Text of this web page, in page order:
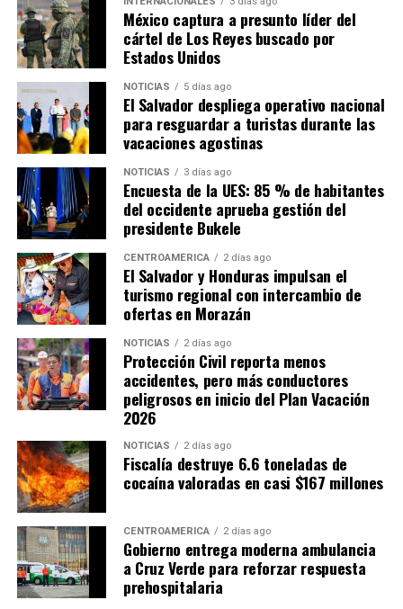
México captura a presunto líder del
cártel de Los Reyes buscado por
Estados Unidos
NOTICIAS 5 días ago
El Salvador despliega operativo nacional
para resguardar a turistas durante las
vacaciones agostinas
NOTICIAS 3 días ago
Encuesta de la UES: 85 % de habitantes
del occidente aprueba gestión del
presidente Bukele
CENTROAMÉRICA 2 días ago
El Salvador y Honduras impulsan el
turismo regional con intercambio de
ofertas en Morazán
NOTICIAS 2 días ago
Protección Civil reporta menos
accidentes, pero más conductores
peligrosos en inicio del Plan Vacación
2026
NOTICIAS 2 días ago
Fiscalía destruye 6.6 toneladas de
cocaína valoradas en casi $167 millones
CENTROAMÉRICA 2 días ago
Gobierno entrega moderna ambulancia
a Cruz Verde para reforzar respuesta
prehospitalaria